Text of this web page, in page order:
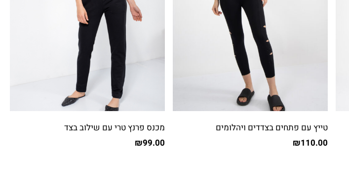
טייץ עם פתחים בצדדים ויהלומים
₪110.00
מכנס פרנץ טרי עם שילוב בצד
₪99.00